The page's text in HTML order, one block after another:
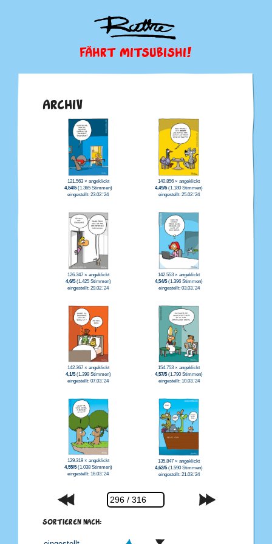
FÄHRT MITSUBISHI!
ARCHIV
121.563 × angeklickt
4,54/5(1.365 Stimmen)
eingestellt: 23.02.'24
140.856 × angeklickt
4,49/5(1.180 Stimmen)
eingestellt: 25.02.'24
126.347 × angeklickt
4,6/5(1.425 Stimmen)
eingestellt: 29.02.'24
142.553 × angeklickt
4,54/5(1.396 Stimmen)
eingestellt: 03.03.'24
142.367 × angeklickt
4,1/5(1.399 Stimmen)
eingestellt: 07.03.'24
154.753 × angeklickt
4,57/5(1.790 Stimmen)
eingestellt: 10.03.'24
129.319 × angeklickt
4,55/5(1.038 Stimmen)
eingestellt: 16.03.'24
135.847 × angeklickt
4,62/5(1.590 Stimmen)
eingestellt: 21.03.'24
SORTIEREN NACH: